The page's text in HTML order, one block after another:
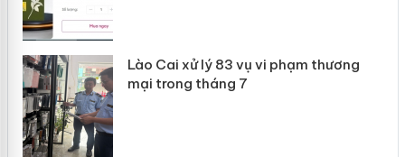
Lào Cai xử lý 83 vụ vi phạm thương
mại trong tháng 7